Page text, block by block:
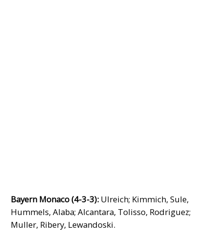
Bayern Monaco (4-3-3): Ulreich; Kimmich, Sule,
Hummels, Alaba; Alcantara, Tolisso, Rodriguez;
Muller, Ribery, Lewandoski.